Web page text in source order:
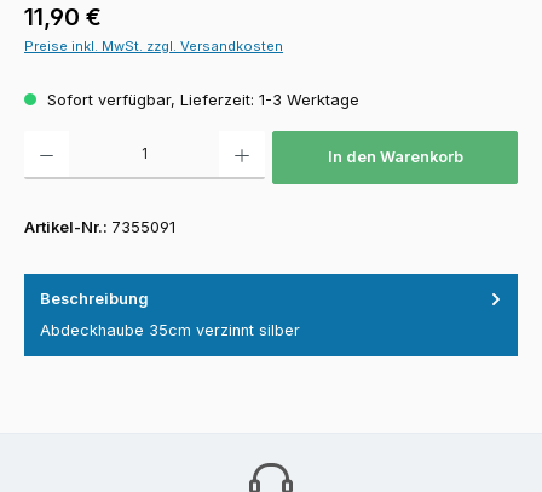
Regulärer Preis:
11,90 €
Preise inkl. MwSt. zzgl. Versandkosten
Sofort verfügbar, Lieferzeit: 1-3 Werktage
In den Warenkorb
Artikel-Nr.: 7355091
Beschreibung
Abdeckhaube 35cm verzinnt silber